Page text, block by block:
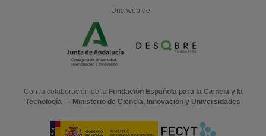
Una web de:
Con la colaboración de la Fundación Española para la Ciencia y la
Tecnología — Ministerio de Ciencia, Innovación y Universidades